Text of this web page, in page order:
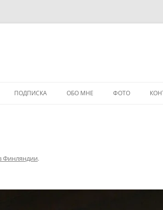
ПОДПИСКА ОБО МНЕ ФОТО
Финляндии.